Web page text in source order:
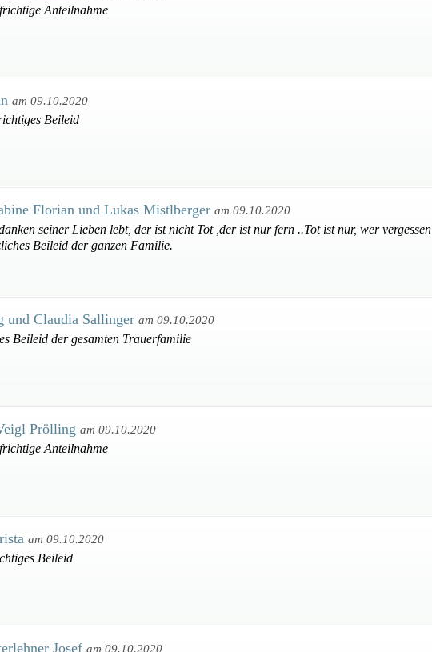
Anteilnahme
am 09.10.2020
Beileid
Florian und Lukas Mistlberger am 09.10.2020
seiner Lieben lebt, der ist nicht Tot ,der ist nur fern ..Tot ist nur, wer vergessen
Beileid der ganzen Familie.
und Claudia Sallinger am 09.10.2020
Beileid der gesamten Trauerfamilie
Prölling am 09.10.2020
Anteilnahme
am 09.10.2020
Beileid
Josef am 09.10.2020